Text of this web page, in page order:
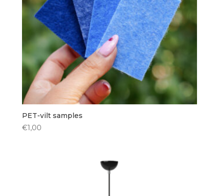
Vorm kap
Rechthoekig(1)
Bol(2)
Ovaal(1)
Rond (15)
Hoogte kap
PET-vilt samples
€1,00